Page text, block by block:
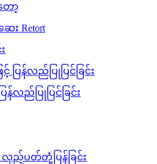
ာ့
း Retort
ပြန်လည်ပြုပြင်ခြင်း
န်လည်ပြုပြင်ခြင်း
င့် လှည့်ပတ်တုံ့ပြန်ခြင်း